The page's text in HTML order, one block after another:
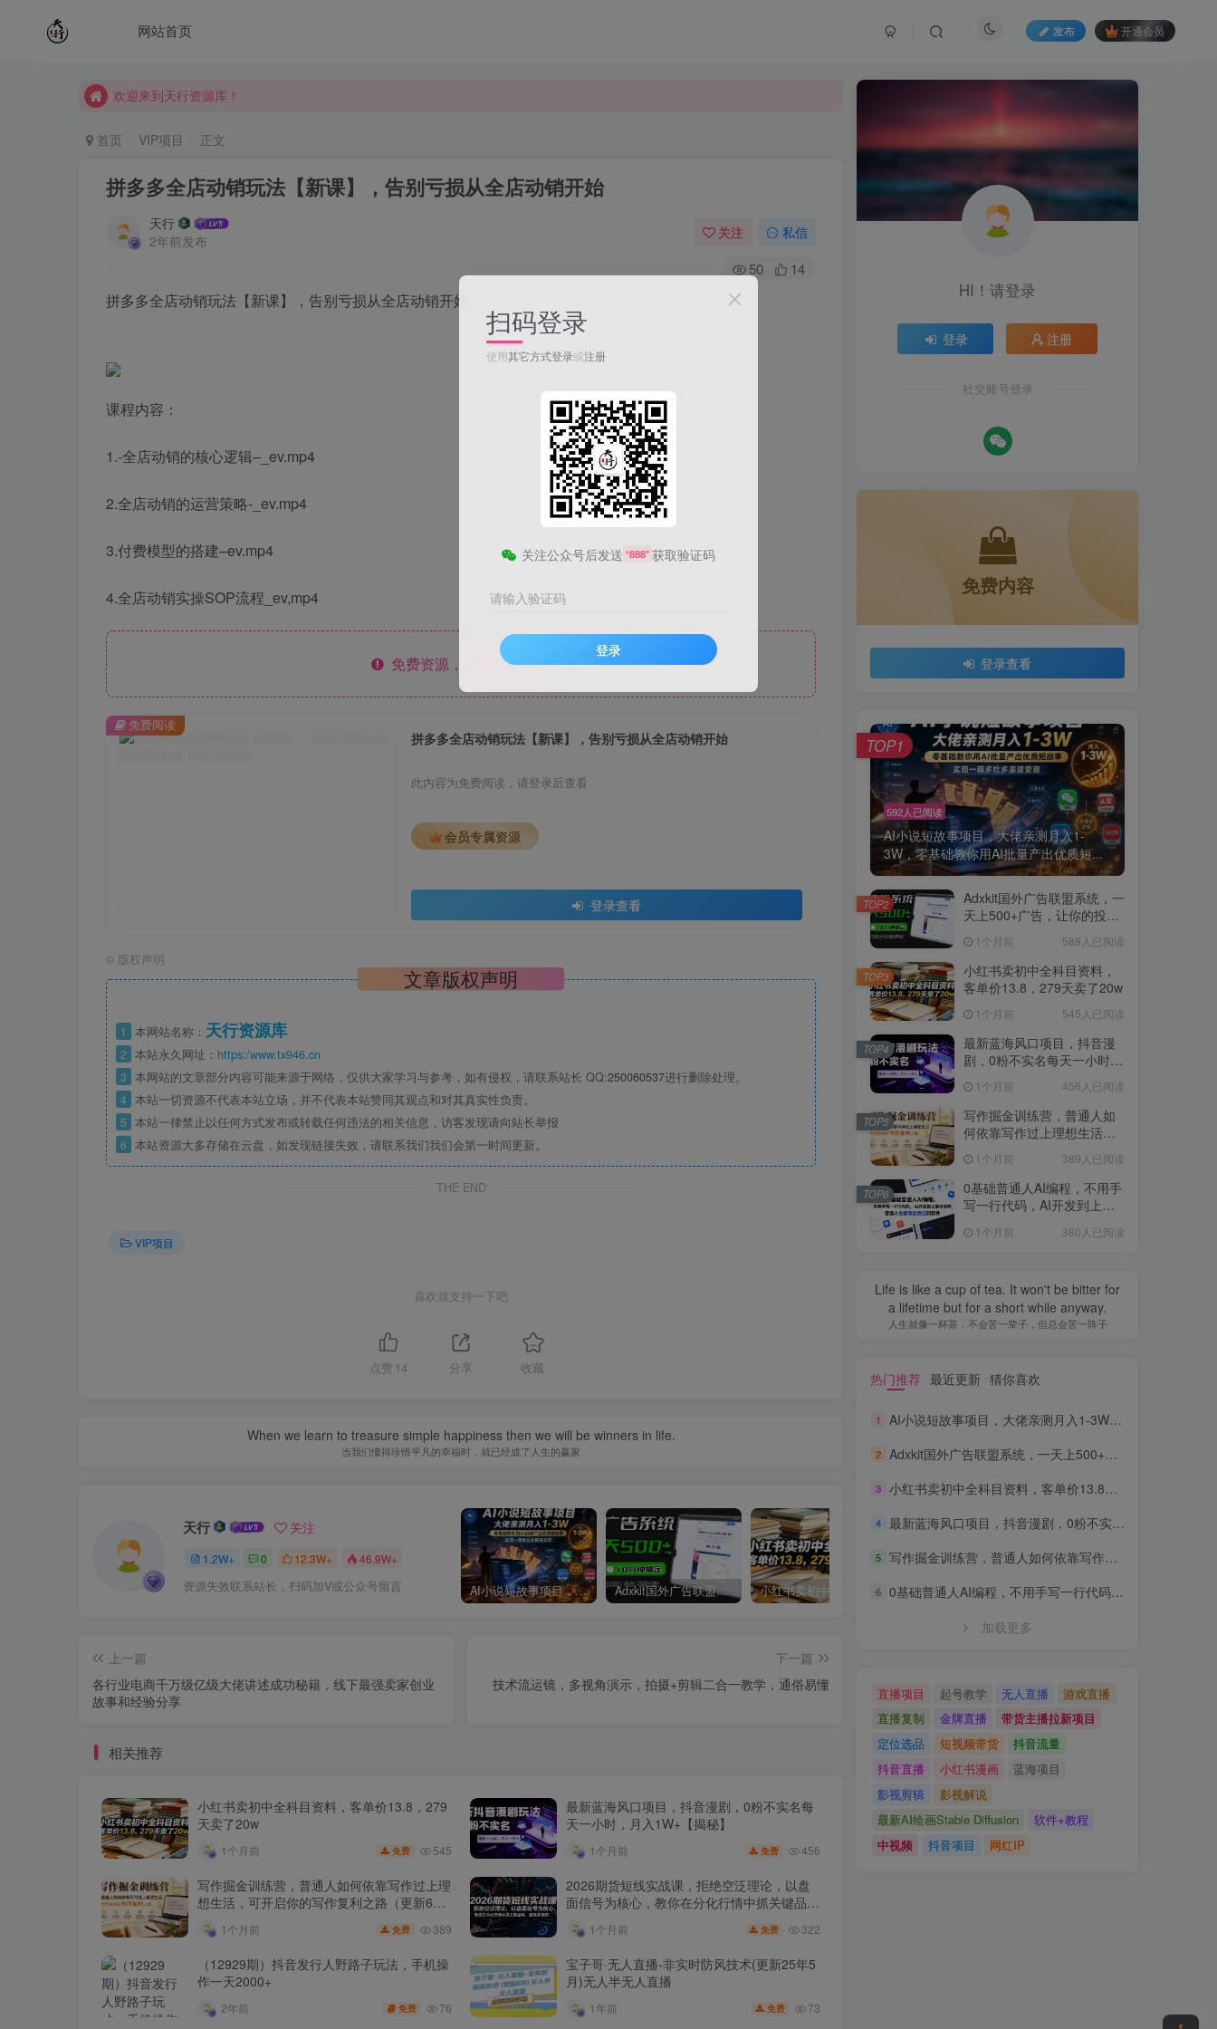
网站首页 发布 开通会员
欢迎来到天行资源库！
欢迎来到天行资源库！
首页 VIP项目 正文
拼多多全店动销玩法【新课】，告别亏损从全店动销开始
天行
2年前发布
关注 私信
50 14
拼多多全店动销玩法【新课】，告别亏损从全店动销开始
课程内容：
1.-全店动销的核心逻辑–_ev.mp4
2.全店动销的运营策略-_ev.mp4
3.付费模型的搭建–ev.mp4
4.全店动销实操SOP流程_ev,mp4
免费资源，请登录后查看
拼多多全店动销玩法【新课】，告别亏损从全店动销开始
此内容为免费阅读，请登录后查看
会员专属资源
登录查看
免费阅读
© 版权声明
文章版权声明
1 本网站名称： 天行资源库
2 本站永久网址： https:/www.tx946.cn
3 本网站的文章部分内容可能来源于网络，仅供大家学习与参考，如有侵权，请联系站长 QQ:250060537进行删除处理。
4 本站一切资源不代表本站立场，并不代表本站赞同其观点和对其真实性负责。
5 本站一律禁止以任何方式发布或转载任何违法的相关信息，访客发现请向站长举报
6 本站资源大多存储在云盘，如发现链接失效，请联系我们我们会第一时间更新。
THE END
VIP项目
喜欢就支持一下吧
点赞 14 分享 收藏
When we learn to treasure simple happiness then we will be winners in life.
当我们懂得珍惜平凡的幸福时，就已经成了人生的赢家
天行 关注
1.2W+ 0 12.3W+ 46.9W+
资源失效联系站长，扫码加V或公众号留言 AI小说短故事项目，大佬亲测月入1-3W，零基础教你用AI批量产出优质短故事，实现一稿多吃多渠道变现 Adxkit国外广告联盟系统，一天上500+广告，让你的投放更加高效简单！ 小红书卖初中全科目资料，客单价13.8，279天卖了20w 最新蓝海风口项目，抖音漫剧，0粉不实名每天一小时，月入1W+【揭秘】
上一篇
各行业电商千万级亿级大佬讲述成功秘籍，线下最强卖家创业
故事和经验分享
下一篇
技术流运镜，多视角演示，拍摄+剪辑二合一教学，通俗易懂
相关推荐
小红书卖初中全科目资料，客单价13.8，279
天卖了20w
1个月前 免费 545
最新蓝海风口项目，抖音漫剧，0粉不实名每
天一小时，月入1W+【揭秘】
1个月前 免费 456
写作掘金训练营，普通人如何依靠写作过上理
想生活，可开启你的写作复利之路（更新6
月）
1个月前 免费 389
2026期货短线实战课，拒绝空泛理论，以盘
面信号为核心，教你在分化行情中抓关键品
种、避诱多陷阱
1个月前 免费 322
（12929期）抖音发行人野路子玩法，手机操
作一天2000+
2年前 免费 76
宝子哥·无人直播-非实时防风技术(更新25年5
月)无人半无人直播
1年前 免费 73
HI！请登录
登录 注册
社交账号登录
免费内容
登录查看
592人已阅读
AI小说短故事项目，大佬亲测月入1-
3W，零基础教你用AI批量产出优质短...
TOP1
Adxkit国外广告联盟系统，一
天上500+广告，让你的投放
1个月前 588人已阅读
TOP2
小红书卖初中全科目资料，
客单价13.8，279天卖了20w
1个月前 545人已阅读
TOP3
最新蓝海风口项目，抖音漫
剧，0粉不实名每天一小时，
1个月前 456人已阅读
TOP4
写作掘金训练营，普通人如
何依靠写作过上理想生活，
（更新6月）
1个月前 389人已阅读
TOP5
0基础普通人AI编程，不用手
写一行代码，AI开发到上架
己的软件
1个月前 380人已阅读
TOP6
Life is like a cup of tea. It won't be bitter for
a lifetime but for a short while anyway.
人生就像一杯茶，不会苦一辈子，但总会苦一阵子
热门推荐 最近更新 猜你喜欢
1 AI小说短故事项目，大佬亲测月入1-3W，零基础教你用AI批量产出优质短故事，实现一稿多吃多渠道变现
2 Adxkit国外广告联盟系统，一天上500+广告，让你的投放更加高效简单！
3 小红书卖初中全科目资料，客单价13.8，279天卖了20w
4 最新蓝海风口项目，抖音漫剧，0粉不实名每天一小时，月入1W+【揭秘】
5 写作掘金训练营，普通人如何依靠写作过上理想生活，可开启你的写作复利之路（更新6月）
6 0基础普通人AI编程，不用手写一行代码，AI开发到上架全流程，普通人也能做出自己的软件
加载更多
直播项目 起号教学 无人直播
游戏直播
直播复制
金牌直播
带货主播拉新项目
定位选品
短视频带货
抖音流量
抖音直播
小红书漫画
蓝海项目
影视剪辑
影视解说
最新AI绘画Stable Diffusion
软件+教程
中视频
抖音项目 网红IP
扫码登录
使用其它方式登录或注册
关注公众号后发送 “888” 获取验证码
请输入验证码
登录